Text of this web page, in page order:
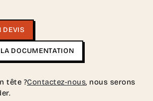
DEVIS
DOCUMENTATION
tête ?Contactez-nous, nous serons